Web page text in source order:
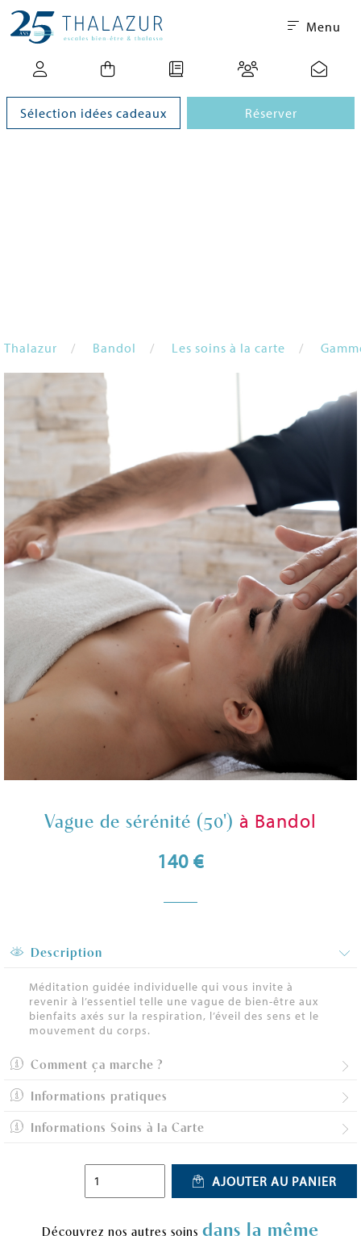
Menu
Sélection idées cadeaux Réserver
Thalazur Bandol Les soins à la carte
Vague de sérénité (50') à Bandol
140 €
Description
Méditation guidée individuelle qui vous invite à
revenir à l’essentiel telle une vague de bien-être aux
bienfaits axés sur la respiration, l’éveil des sens et le
mouvement du corps.
Comment ça marche ?
Informations pratiques
Informations Soins à la Carte
AJOUTER AU PANIER
Découvrez nos autres soins dans la même